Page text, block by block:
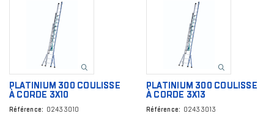
PLATINIUM 300 COULISSE
À CORDE 3X10
Référence 02433010
PLATINIUM 300 COULISSE
À CORDE 3X13
Référence 02433013